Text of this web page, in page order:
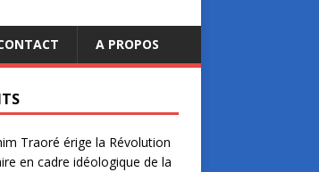
A PROPOS
Traoré érige la Révolution
en cadre idéologique de la